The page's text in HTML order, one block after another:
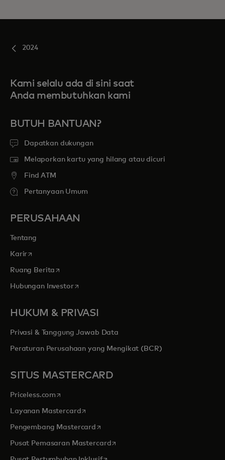
2024
Kami selalu ada di sini saat
Anda membutuhkan kami
BUTUH BANTUAN?
Dapatkan dukungan
Melaporkan kartu yang hilang atau dicuri
Find ATM
Pertanyaan Umum
PERUSAHAAN
Tentang
Kariropens in a new tab
Ruang Berita opens in a new tab
Hubungan Investoropens in a new tab
HUKUM & PRIVASI
Privasi & Tanggung Jawab Data
Peraturan Perusahaan yang Mengikat (BCR)
SITUS MASTERCARD
Priceless.com opens in a new tab
Layanan Mastercardopens in a new tab
Pengembang Mastercard opens in a new tab
Pusat Pemasaran Mastercardopens in a new tab